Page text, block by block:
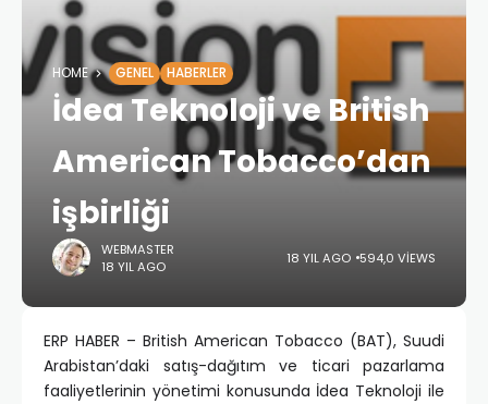
HOME GENEL HABERLER
İdea Teknoloji ve British
American Tobacco’dan
işbirliği
WEBMASTER
18 YIL AGO
18 YIL AGO 594,0 VIEWS
ERP HABER – British American Tobacco (BAT), Suudi
Arabistan’daki satış-dağıtım ve ticari pazarlama
faaliyetlerinin yönetimi konusunda İdea Teknoloji ile